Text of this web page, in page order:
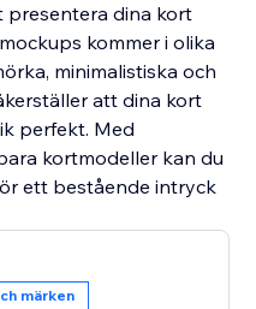
presentera dina kort
kommer i olika
minimalistiska och
att dina kort
perfekt. Med
kortmodeller kan du
ett bestående intryck
märken